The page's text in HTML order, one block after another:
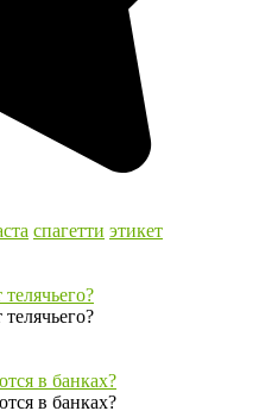
спагетти этикет
в банках?
в банках?